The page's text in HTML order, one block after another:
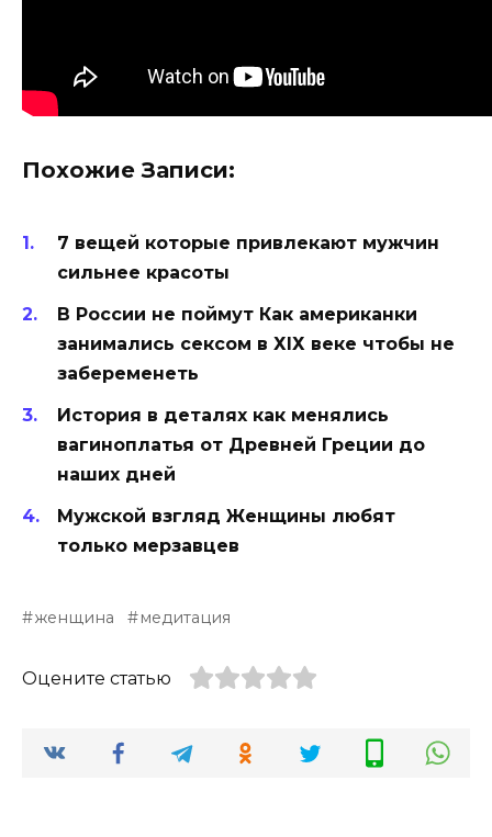
Похожие Записи:
7 вещей которые привлекают мужчин
сильнее красоты
В России не поймут Как американки
занимались сексом в ХIХ веке чтобы не
забеременеть
История в деталях как менялись
вагиноплатья от Древней Греции до
наших дней
Мужской взгляд Женщины любят
только мерзавцев
женщина медитация
Оцените статью